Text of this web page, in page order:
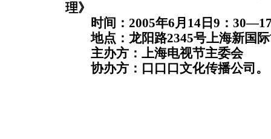
理》
时间：2005年6月14日9：
地点：龙阳路2345号上海新国际
主办方：上海电视节主委会
协办方：口口口文化传播公司。